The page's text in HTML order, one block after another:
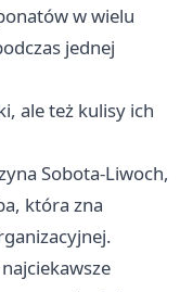
w wielu
jednej
ale też kulisy ich
Sobota-Liwoch,
która zna